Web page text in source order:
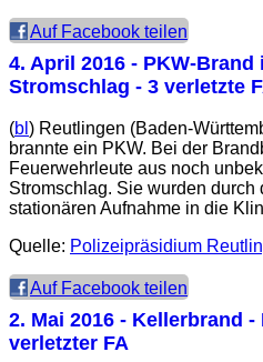
Auf Facebook teilen
4. April 2016 - PKW-Brand
Stromschlag - 3 verletzte
(bl ) Reutlingen (Baden-
brannte ein PKW. Bei der
Feuerwehrleute aus noch
Stromschlag. Sie wurden durch
stationären Aufnahme in die
Quelle: Polizeipräsidium
Auf Facebook teilen
2. Mai 2016 - Kellerbrand -
verletzter FA